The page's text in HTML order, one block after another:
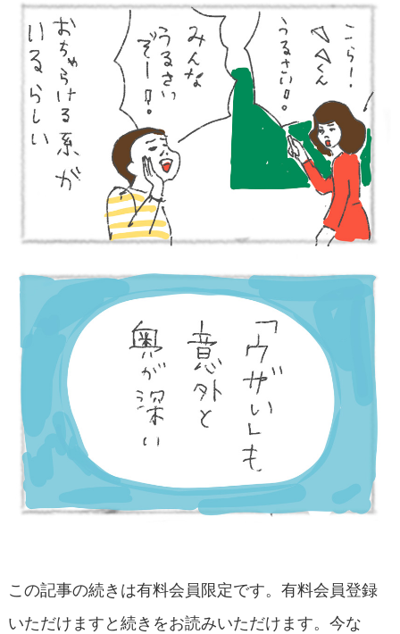
この記事の続きは有料会員限定です。有料会員登録
いただけますと続きをお読みいただけます。今な